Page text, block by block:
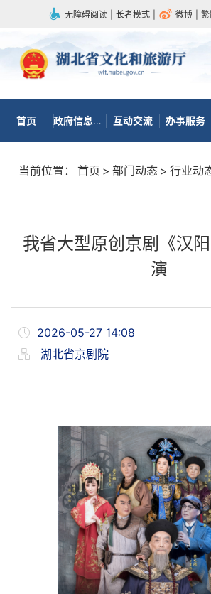
无障碍阅读 长者模式 微博
首页 政府信息公开 互动交流 办事服务
当前位置： 首页 > 部门动态 > 行业动
我省大型原创京剧《汉
演
2026-05-27 14:08
湖北省京剧院